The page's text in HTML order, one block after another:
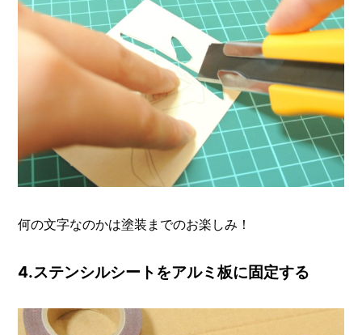
何の文字なのかは塗装までのお楽しみ！
4.ステンシルシートをアルミ板に固定する